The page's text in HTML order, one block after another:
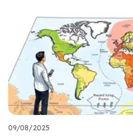
09/08/2025